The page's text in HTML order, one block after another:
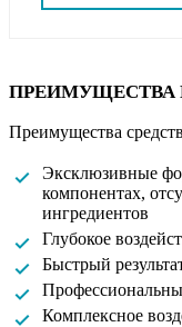
ПРЕИМУЩЕСТВА
Преимущества
Эксклюзивные
компонентах,
ингредиентов
Глубокое
Быстрый
Комплексное